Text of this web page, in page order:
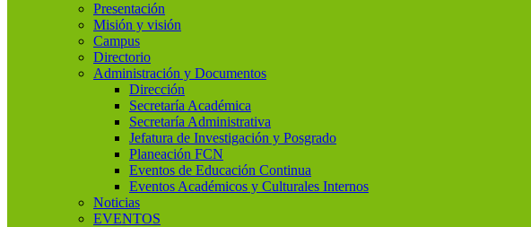
Presentación
Misión y visión
Campus
Directorio
Administración y Documentos
Dirección
Secretaría Académica
Secretaría Administrativa
Jefatura de Investigación y Posgrado
Planeación FCN
Eventos de Educación Continua
Eventos Académicos y Culturales Internos
Noticias
EVENTOS